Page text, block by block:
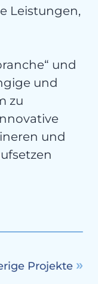
Leistungen,
und
und
zu
und
Projekte